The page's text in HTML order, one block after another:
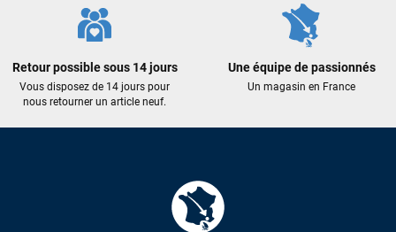
Retour possible sous 14 jours
Vous disposez de 14 jours pour
nous retourner un article neuf.
Une équipe de passionnés
Un magasin en France